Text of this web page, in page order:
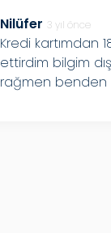
Nilüfer 3 yıl önce
Kredi kartımdan
ettirdim bilgim
rağmen benden